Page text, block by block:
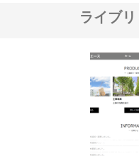
ライブ
イトが提供